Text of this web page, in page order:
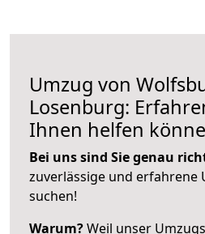
Umzug von
Losenburg:
Ihnen helfen
Bei uns sind Sie genau
zuverlässige und erfahrene
suchen!
Warum?Weil unser